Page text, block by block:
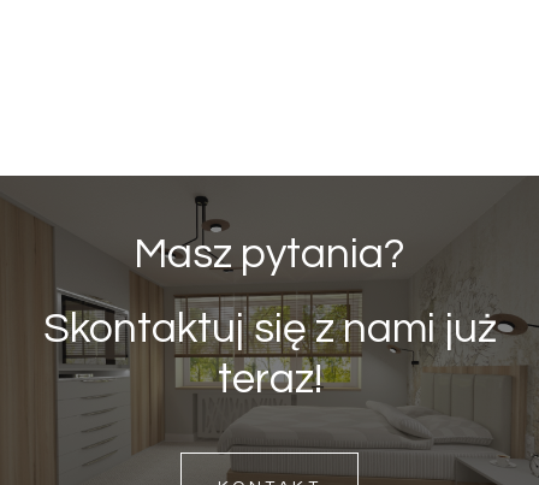
Masz pytania?
Skontaktuj się z nami już
teraz!